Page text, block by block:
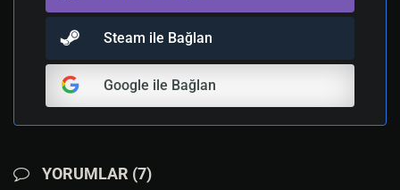
Steam ile Bağlan
Google ile Bağlan
YORUMLAR (7)